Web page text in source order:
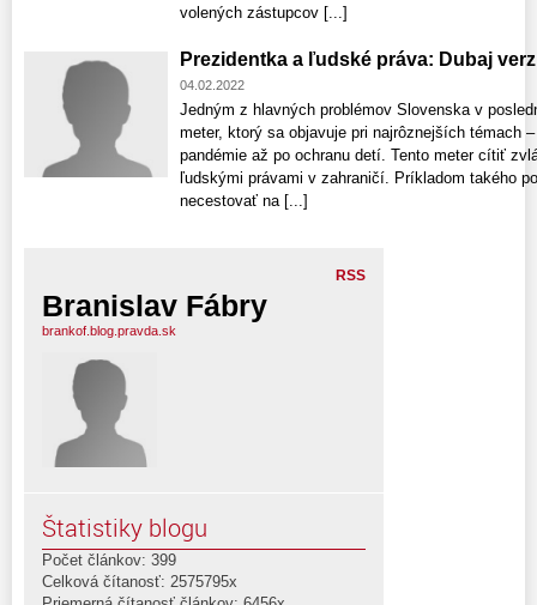
volených zástupcov [...]
Prezidentka a ľudské práva: Dubaj
04.02.2022
Jedným z hlavných problémov Slovenska v
meter, ktorý sa objavuje pri najrôznejších témach
pandémie až po ochranu detí. Tento meter cítiť
ľudskými právami v zahraničí. Príkladom takého
necestovať na [...]
RSS
Branislav Fábry
brankof.blog.pravda.sk
Štatistiky blogu
Počet článkov: 399
Celková čítanosť: 2575795x